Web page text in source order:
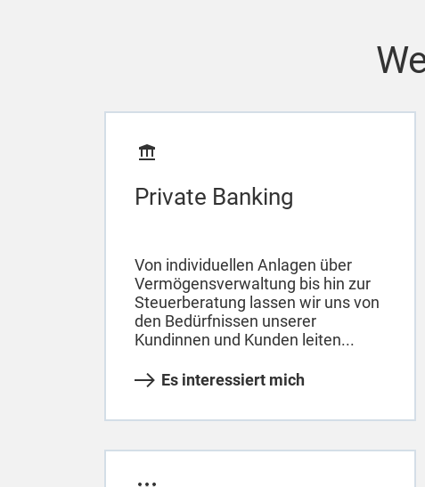
Private Banking
Von individuellen Anlagen über
Vermögensverwaltung bis hin zur
Steuerberatung lassen wir uns von
den Bedürfnissen unserer
Kundinnen und Kunden leiten...
Es interessiert mich